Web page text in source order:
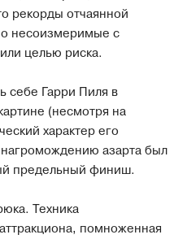
рекорды отчаянной
несоизмеримые с
целью риска.
себе Гарри Пиля в
(несмотря на
характер его
азарта был
предельный финиш.
Техника
помноженная